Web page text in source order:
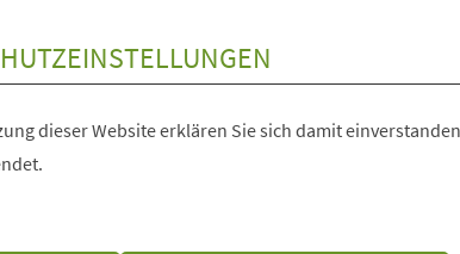
dieser Website erklären Sie sich damit